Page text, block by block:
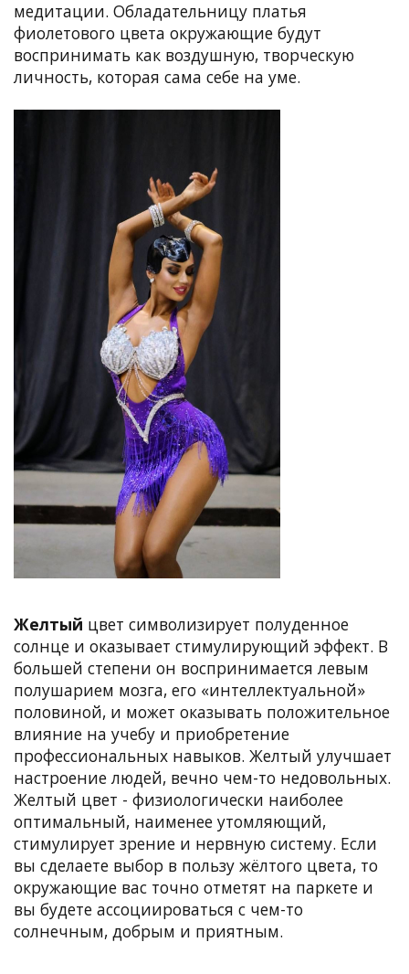
медитации. Обладательницу платья
фиолетового цвета окружающие будут
воспринимать как воздушную, творческую
личность, которая сама себе на уме.
Желтый цвет символизирует полуденное
солнце и оказывает стимулирующий эффект. В
большей степени он воспринимается левым
полушарием мозга, его «интеллектуальной»
половиной, и может оказывать положительное
влияние на учебу и приобретение
профессиональных навыков. Желтый улучшает
настроение людей, вечно чем-то недовольных.
Желтый цвет - физиологически наиболее
оптимальный, наименее утомляющий,
стимулирует зрение и нервную систему. Если
вы сделаете выбор в пользу жёлтого цвета, то
окружающие вас точно отметят на паркете и
вы будете ассоциироваться с чем-то
солнечным, добрым и приятным.